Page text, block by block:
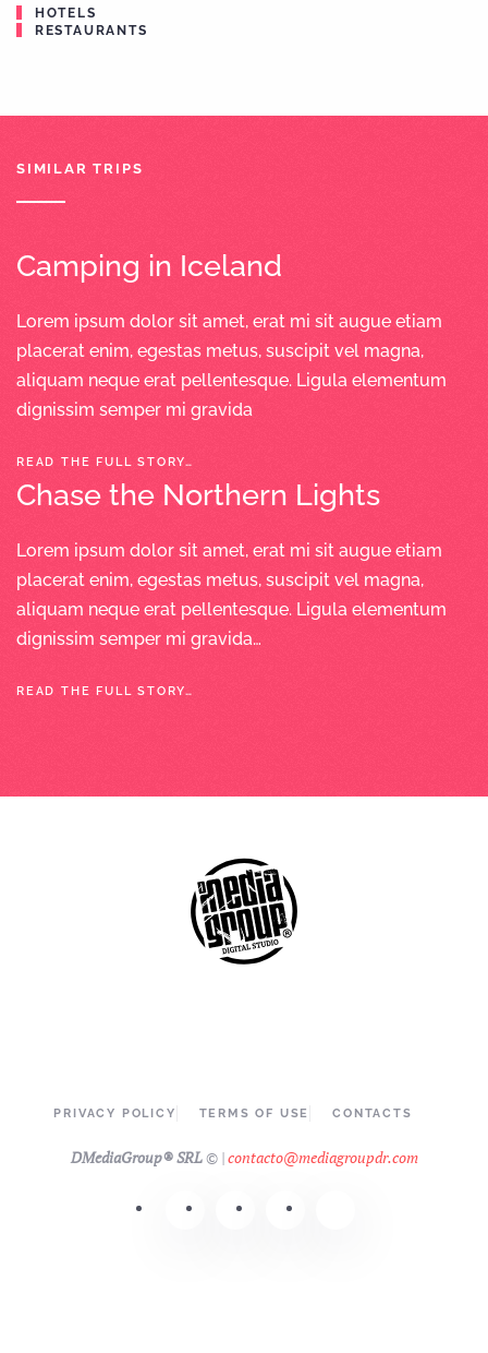
HOTELS
RESTAURANTS
SIMILAR TRIPS
Camping in Iceland
Lorem ipsum dolor sit amet, erat mi sit augue etiam
placerat enim, egestas metus, suscipit vel magna,
aliquam neque erat pellentesque. Ligula elementum
dignissim semper mi gravida
READ THE FULL STORY…
Chase the Northern Lights
Lorem ipsum dolor sit amet, erat mi sit augue etiam
placerat enim, egestas metus, suscipit vel magna,
aliquam neque erat pellentesque. Ligula elementum
dignissim semper mi gravida…
READ THE FULL STORY…
PRIVACY POLICY TERMS OF USE CONTACTS
DMediaGroup® SRL© |contacto@mediagroupdr.com